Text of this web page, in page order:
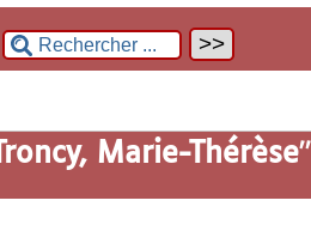
Troncy, Marie-Thérèse"